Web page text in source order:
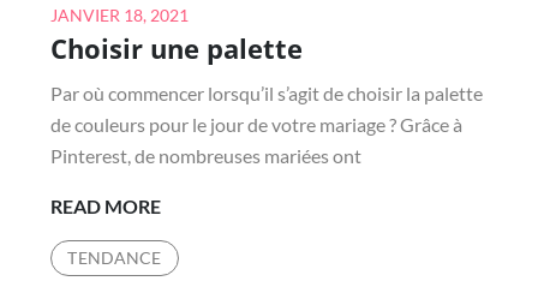
Posted
on
JANVIER 18, 2021
Choisir une palette
Par où commencer lorsqu’il s’agit de choisir la palette
de couleurs pour le jour de votre mariage ? Grâce à
Pinterest, de nombreuses mariées ont
READ MORECHOISIR
UNE
PALETTE
TENDANCE